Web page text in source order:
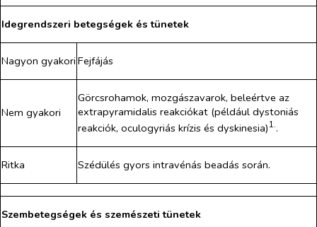
Idegrendszeri betegségek és tünetek
Nagyon gyakori Fejfájás
Nem gyakori
Görcsrohamok, mozgászavarok, beleértve az
extrapyramidalis reakciókat (például dystoniás
reakciók, oculogyriás krízis és dyskinesia)1..
Ritka Szédülés gyors intravénás beadás során.
Szembetegségek és szemészeti tünetek